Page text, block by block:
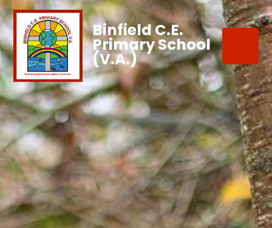
Binfield C.E.
Primary School
(V.A.)